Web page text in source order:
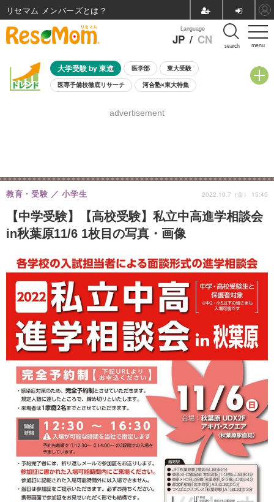
menu
Language
JP / CN search
大学受験 by 東進 医学部 東大受験
医専予備校徹底リサーチ 河合塾×東大特集
8月開催学校説明会・相談会
advertisement
【中学受験】【高校受験】私立中高進学相談会
in秋葉原11/6 1枚目の写真・画像
教育・受験 小学生 2022.10.7（金） 15:45
リセマム メンバーズ